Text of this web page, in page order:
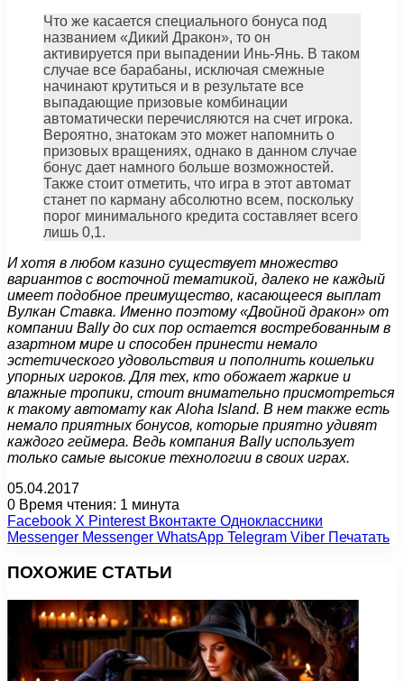
Что же касается специального бонуса под
названием «Дикий Дракон», то он
активируется при выпадении Инь-Янь. В таком
случае все барабаны, исключая смежные
начинают крутиться и в результате все
выпадающие призовые комбинации
автоматически перечисляются на счет игрока.
Вероятно, знатокам это может напомнить о
призовых вращениях, однако в данном случае
бонус дает намного больше возможностей.
Также стоит отметить, что игра в этот автомат
станет по карману абсолютно всем, поскольку
порог минимального кредита составляет всего
лишь 0,1.
И хотя в любом казино существует множество
вариантов с восточной тематикой, далеко не каждый
имеет подобное преимущество, касающееся выплат
Вулкан Ставка. Именно поэтому «Двойной дракон» от
компании Bally до сих пор остается востребованным в
азартном мире и способен принести немало
эстетического удовольствия и пополнить кошельки
упорных игроков. Для тех, кто обожает жаркие и
влажные тропики, стоит внимательно присмотреться
к такому автомату как Aloha Island. В нем также есть
немало приятных бонусов, которые приятно удивят
каждого геймера. Ведь компания Bally использует
только самые высокие технологии в своих играх.
05.04.2017
0 Время чтения: 1 минута
Facebook X Pinterest Вконтакте Одноклассники
Messenger Messenger WhatsApp Telegram Viber Печатать
ПОХОЖИЕ СТАТЬИ